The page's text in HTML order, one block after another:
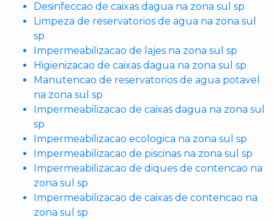
Desinfeccao de caixas dagua na zona sul sp
Limpeza de reservatorios de agua na zona sul
sp
Impermeabilizacao de lajes na zona sul sp
Higienizacao de caixas dagua na zona sul sp
Manutencao de reservatorios de agua potavel
na zona sul sp
Impermeabilizacao de caixas dagua na zona sul
sp
Impermeabilizacao ecologica na zona sul sp
Impermeabilizacao de piscinas na zona sul sp
Impermeabilizacao de diques de contencao na
zona sul sp
Impermeabilizacao de caixas de contencao na
zona sul sp